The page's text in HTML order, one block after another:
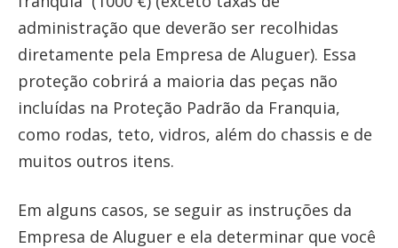
administração que deverão ser recolhidas
diretamente pela Empresa de Aluguer). Essa
proteção cobrirá a maioria das peças não
incluídas na Proteção Padrão da Franquia,
como rodas, teto, vidros, além do chassis e de
muitos outros itens.
Em alguns casos, se seguir as instruções da
Empresa de Aluguer e ela determinar que você